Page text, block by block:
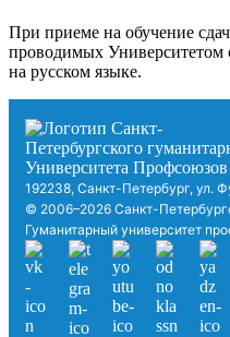
При приеме на обучение
проводимых Университетом
на русском языке.
192238, Санкт-Петербург, ул.
© 2006–2026 Санкт-
Гуманитарный университет